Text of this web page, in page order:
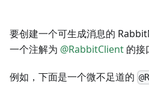
要创建一个可生成消息的
一个注解为 @RabbitClient 的接
例如，下面是一个微不足道的